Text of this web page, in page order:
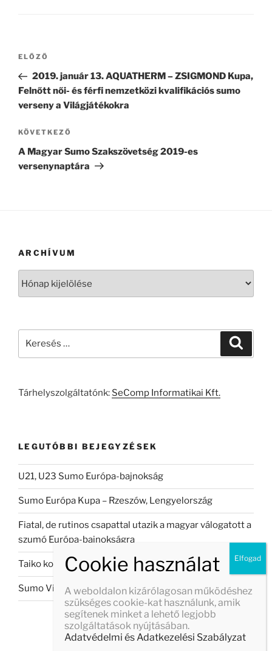
Bejegyzés
Korábbi
bejegyzés
ELŐZŐ
2019. január 13. AQUATHERM – ZSIGMOND Kupa,
Felnőtt női- és férfi nemzetközi kvalifikációs sumo
verseny a Világjátékokra
Következő
bejegyzés
KÖVETKEZŐ
A Magyar Sumo Szakszövetség 2019-es
versenynaptára
ARCHÍVUM
Tárhelyszolgáltatónk: SeComp Informatikai Kft.
LEGUTÓBBI BEJEGYZÉSEK
U21, U23 Sumo Európa-bajnokság
Sumo Európa Kupa – Rzeszów, Lengyelország
Fiatal, de rutinos csapattal utazik a magyar válogatott a
szumó Európa-bajnokságra
Taiko koncert Veszprémban
Sumo Világbajnokság 2026
A weboldalon kizárólagosan működéshez
szükséges cookie-kat használunk, amik
segítenek minket a lehető legjobb
szolgáltatások nyújtásában.
Adatvédelmi és Adatkezelési Szabályzat